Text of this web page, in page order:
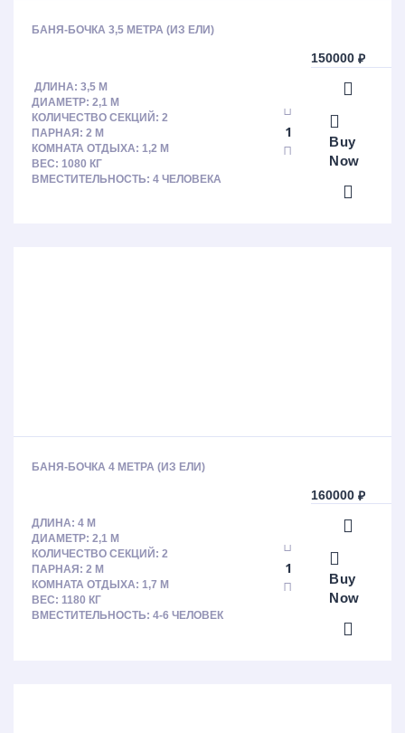
БАНЯ-БОЧКА 3,5 МЕТРА (ИЗ ЕЛИ)
ДЛИНА: 3,5 М
ДИАМЕТР: 2,1 М
КОЛИЧЕСТВО СЕКЦИЙ: 2
ПАРНАЯ: 2 М
КОМНАТА ОТДЫХА: 1,2 М
ВЕС: 1080 КГ
ВМЕСТИТЕЛЬНОСТЬ: 4 ЧЕЛОВЕКА
150000₽
Buy
Now
БАНЯ-БОЧКА 4 МЕТРА (ИЗ ЕЛИ)
ДЛИНА: 4 М
ДИАМЕТР: 2,1 М
КОЛИЧЕСТВО СЕКЦИЙ: 2
ПАРНАЯ: 2 М
КОМНАТА ОТДЫХА: 1,7 М
ВЕС: 1180 КГ
ВМЕСТИТЕЛЬНОСТЬ: 4-6 ЧЕЛОВЕК
160000₽
Buy
Now